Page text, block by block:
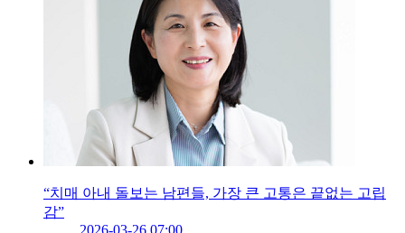
“치매 아내 돌보는 남편들, 가장 큰 고통은 끝없는 고립
감”